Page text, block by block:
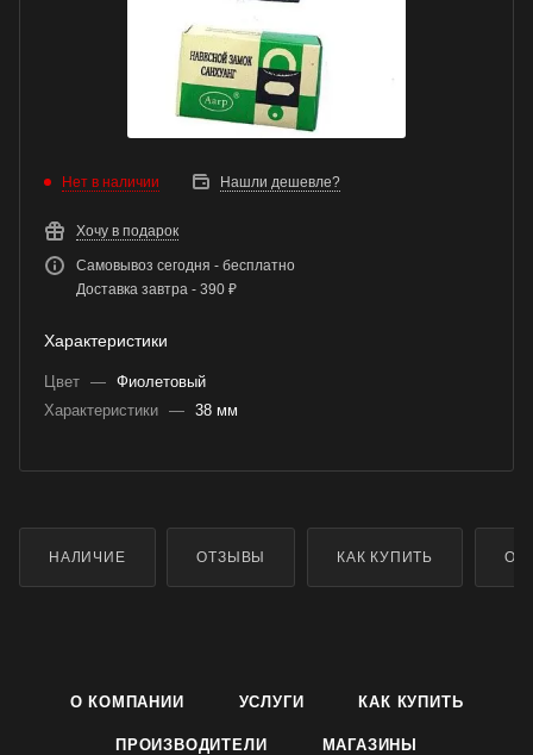
Нет в наличии Нашли дешевле?
Хочу в подарок
Самовывоз сегодня - бесплатно
Доставка завтра - 390 ₽
Характеристики
Цвет — Фиолетовый
Характеристики — 38 мм
НАЛИЧИЕ ОТЗЫВЫ КАК КУПИТЬ
О КОМПАНИИ УСЛУГИ КАК КУПИТЬ
ПРОИЗВОДИТЕЛИ МАГАЗИНЫ